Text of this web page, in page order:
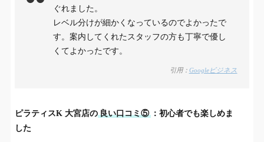
ぐれました。
レベル分けが細かくなっているのでよかったで
す。案内してくれたスタッフの方も丁寧で優し
くてよかったです。
引用： Googleビジネス
ピラティスK 大宮店の 良い口コミ⑤ ：初心者でも楽しめま
した